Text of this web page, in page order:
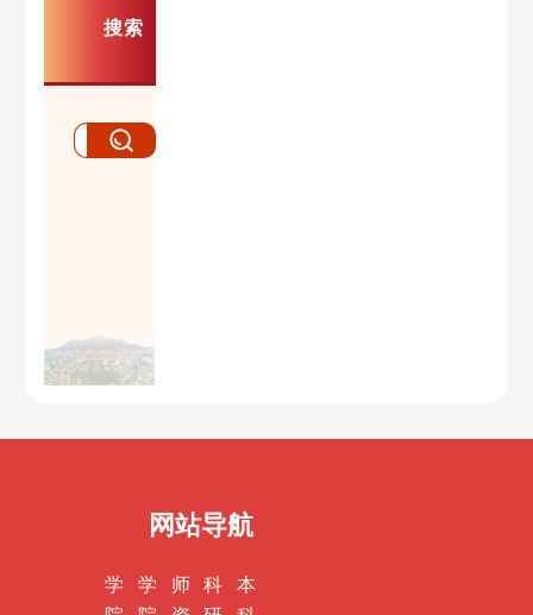
搜索
网站导航
学
学
师
科
本